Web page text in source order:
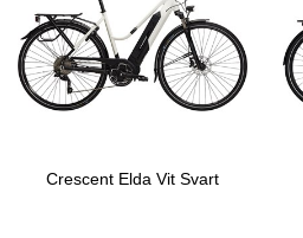
Crescent Elda Vit Svart